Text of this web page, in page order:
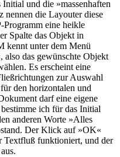
und die »massenhaften
nennen die Layouter diese
eine heikle
Spalte das Objekt in
kennt unter dem Menü
das gewünschte Objekt
Es erscheint eine
zur Auswahl
den horizontalen und
darf eine eigene
ich für das Initial
anderen Worte »Alles
Der Klick auf »OK«
Textfluß funktioniert, und der